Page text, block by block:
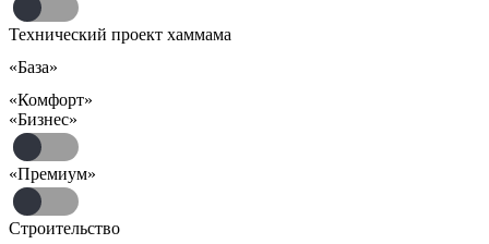
Технический проект хаммама
«База»
«Комфорт»
«Бизнес»
«Премиум»
Строительство